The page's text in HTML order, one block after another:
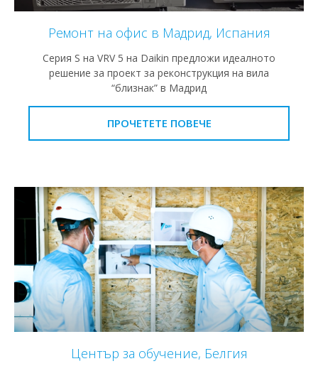
Ремонт на офис в Мадрид, Испания
Серия S на VRV 5 на Daikin предложи идеалното
решение за проект за реконструкция на вила
“близнак” в Мадрид
ПРОЧЕТЕТЕ ПОВЕЧЕ
Център за обучение, Белгия